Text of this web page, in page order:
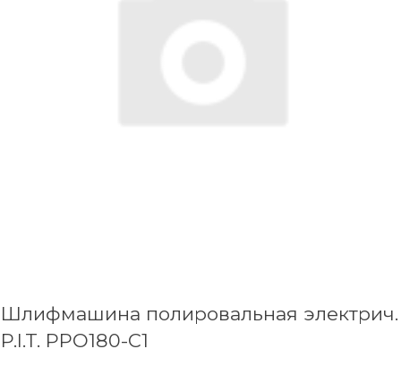
Шлифмашина полировальная электрич.
P.I.T. PPO180-C1